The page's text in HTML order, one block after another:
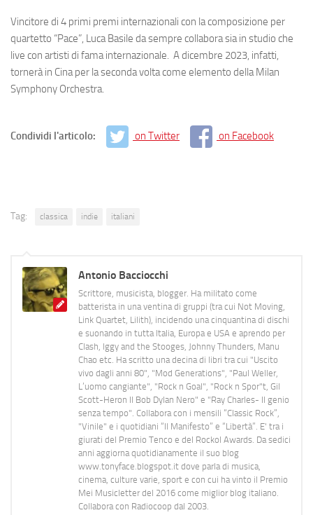
Vincitore di 4 primi premi internazionali con la composizione per
quartetto “Pace”, Luca Basile da sempre collabora sia in studio che
live con artisti di fama internazionale. A dicembre 2023, infatti,
tornerà in Cina per la seconda volta come elemento della Milan
Symphony Orchestra.
Condividi l'articolo: on Twitter on Facebook
Tag: classica indie italiani
Antonio Bacciocchi
Scrittore, musicista, blogger. Ha militato come
batterista in una ventina di gruppi (tra cui Not Moving,
Link Quartet, Lilith), incidendo una cinquantina di dischi
e suonando in tutta Italia, Europa e USA e aprendo per
Clash, Iggy and the Stooges, Johnny Thunders, Manu
Chao etc. Ha scritto una decina di libri tra cui "Uscito
vivo dagli anni 80", "Mod Generations", "Paul Weller,
L’uomo cangiante", "Rock n Goal", "Rock n Spor"t, Gil
Scott-Heron Il Bob Dylan Nero" e "Ray Charles- Il genio
senza tempo". Collabora con i mensili “Classic Rock”,
"Vinile" e i quotidiani “Il Manifesto” e “Libertà”. E' tra i
giurati del Premio Tenco e del Rockol Awards. Da sedici
anni aggiorna quotidianamente il suo blog
www.tonyface.blogspot.it dove parla di musica,
cinema, culture varie, sport e con cui ha vinto il Premio
Mei Musicletter del 2016 come miglior blog italiano.
Collabora con Radiocoop dal 2003.